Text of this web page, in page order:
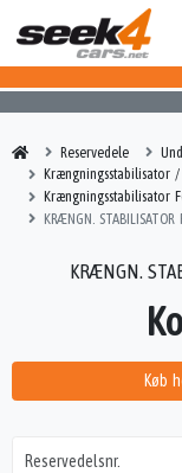
Reservedele
Krængningsstabilisator
Krængningsstabilisator
KRÆNGN.
Køb
Reservedelsnr.
KRÆNGN.